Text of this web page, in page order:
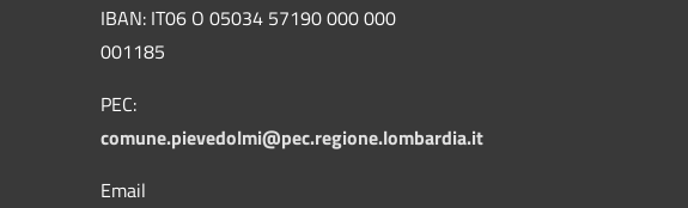
IBAN: IT06 O 05034 57190 000 000
001185
PEC:
comune.pievedolmi@pec.regione.lombardia.it
Email